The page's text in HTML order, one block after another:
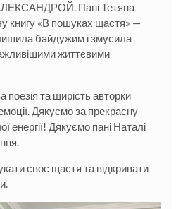
Пані Тетяна
книгу «В пошуках щастя» —
байдужим і змусила
життєвими
та щирість авторки
Дякуємо за прекрасну
енергії! Дякуємо пані Наталі
своє щастя та відкривати